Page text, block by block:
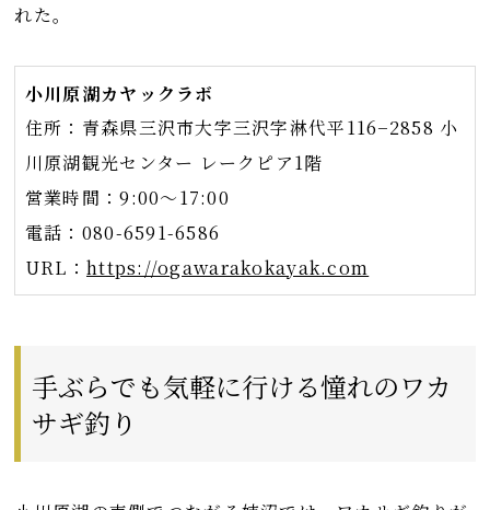
れた。
小川原湖カヤックラボ
住所：青森県三沢市大字三沢字淋代平116−2858 小
川原湖観光センター レークピア1階
営業時間：9:00～17:00
電話：080-6591-6586
URL： https://ogawarakokayak.com
手ぶらでも気軽に行ける憧れのワカ
サギ釣り